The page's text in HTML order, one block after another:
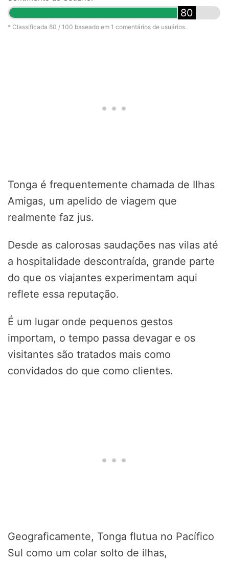
80
* Classificada 80 / 100 baseado em 1 comentários de usuários.
Tonga é frequentemente chamada de Ilhas
Amigas, um apelido de viagem que
realmente faz jus.
Desde as calorosas saudações nas vilas até
a hospitalidade descontraída, grande parte
do que os viajantes experimentam aqui
reflete essa reputação.
É um lugar onde pequenos gestos
importam, o tempo passa devagar e os
visitantes são tratados mais como
convidados do que como clientes.
Geograficamente, Tonga flutua no Pacífico
Sul como um colar solto de ilhas,